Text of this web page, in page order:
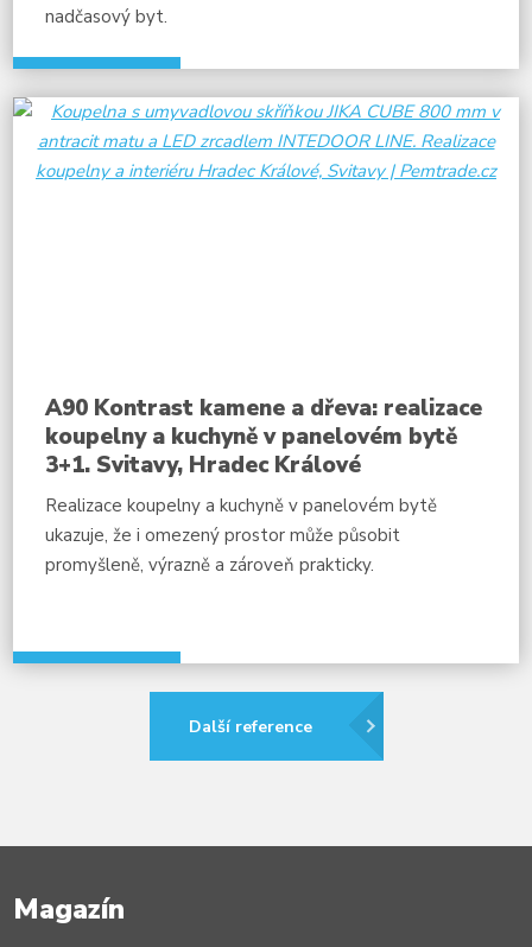
nadčasový byt.
A90 Kontrast kamene a dřeva: realizace
koupelny a kuchyně v panelovém bytě
3+1. Svitavy, Hradec Králové
Realizace koupelny a kuchyně v panelovém bytě
ukazuje, že i omezený prostor může působit
promyšleně, výrazně a zároveň prakticky.
Další reference
Magazín